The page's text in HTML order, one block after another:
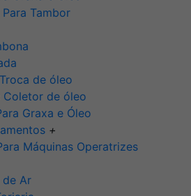
Tambor
de óleo
Coletor de óleo
Graxa e Óleo
+
Máquinas Operatrizes
de Ar